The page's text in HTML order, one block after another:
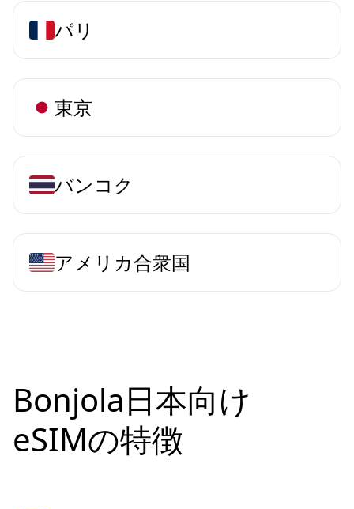
パリ
東京
バンコク
アメリカ合衆国
Bonjola日本向け
eSIMの特徴